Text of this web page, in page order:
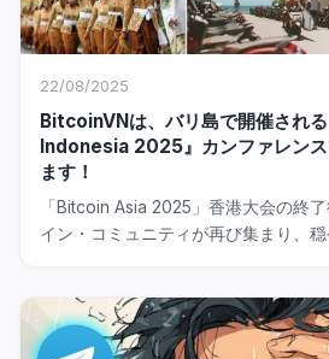
22/08/2025
BitcoinVNは、バリ島で開催され
Indonesia 2025』カンファレン
ます！
「Bitcoin Asia 2025」香港大会の終
イン・コミュニティが再び集まり、